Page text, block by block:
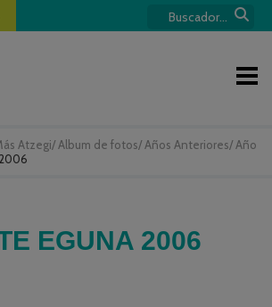
Atzegi/ Album de fotos/ Años Anteriores/ Año
EGUNA 2006